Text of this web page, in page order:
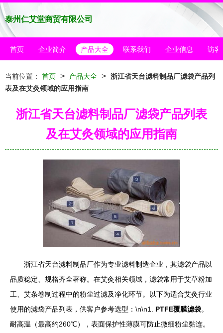
泰州仁艾堂商贸有限公司
首页 企业简介 产品大全 联系我们 企业信息 访客
当前位置： 首页 > 产品大全 > 浙江省天台滤料制品厂滤袋产品列
表及在艾灸领域的应用指南
浙江省天台滤料制品厂滤袋产品列表
及在艾灸领域的应用指南
浙江省天台滤料制品厂作为专业滤料制造企业，其滤袋产品以
品质稳定、规格齐全著称。在艾灸相关领域，滤袋常用于艾草粉加
工、艾条卷制过程中的粉尘过滤及净化环节。以下为适合艾灸行业
使用的滤袋产品列表，供客户参考选型：\n\n1. PTFE覆膜滤袋。
耐高温（最高约260℃），表面保护性薄膜可防止微细粉尘黏连。